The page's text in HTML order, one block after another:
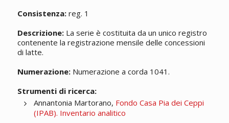
Consistenza:reg. 1
Descrizione:La serie è costituita da un unico registro
contenente la registrazione mensile delle concessioni
di latte.
Numerazione:Numerazione a corda 1041.
Strumenti di ricerca:
Annantonia Martorano, Fondo Casa Pia dei Ceppi
(IPAB). Inventario analitico